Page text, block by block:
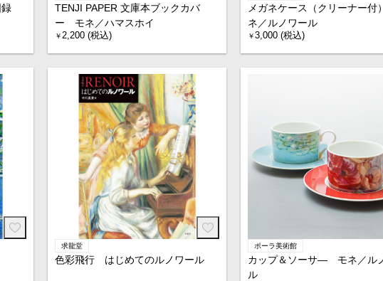
TENJI PAPER 文庫本ブックカバ
ー モネ／ハマスホイ
￥ 2,200 (税込)
メガネケース（クリーナー
ネ／ルノワール
￥3,000 (税込)
求龍堂
色彩飛行 はじめてのルノワール
ポーラ美術館
カップ＆ソーサ― モネ／ル
ル